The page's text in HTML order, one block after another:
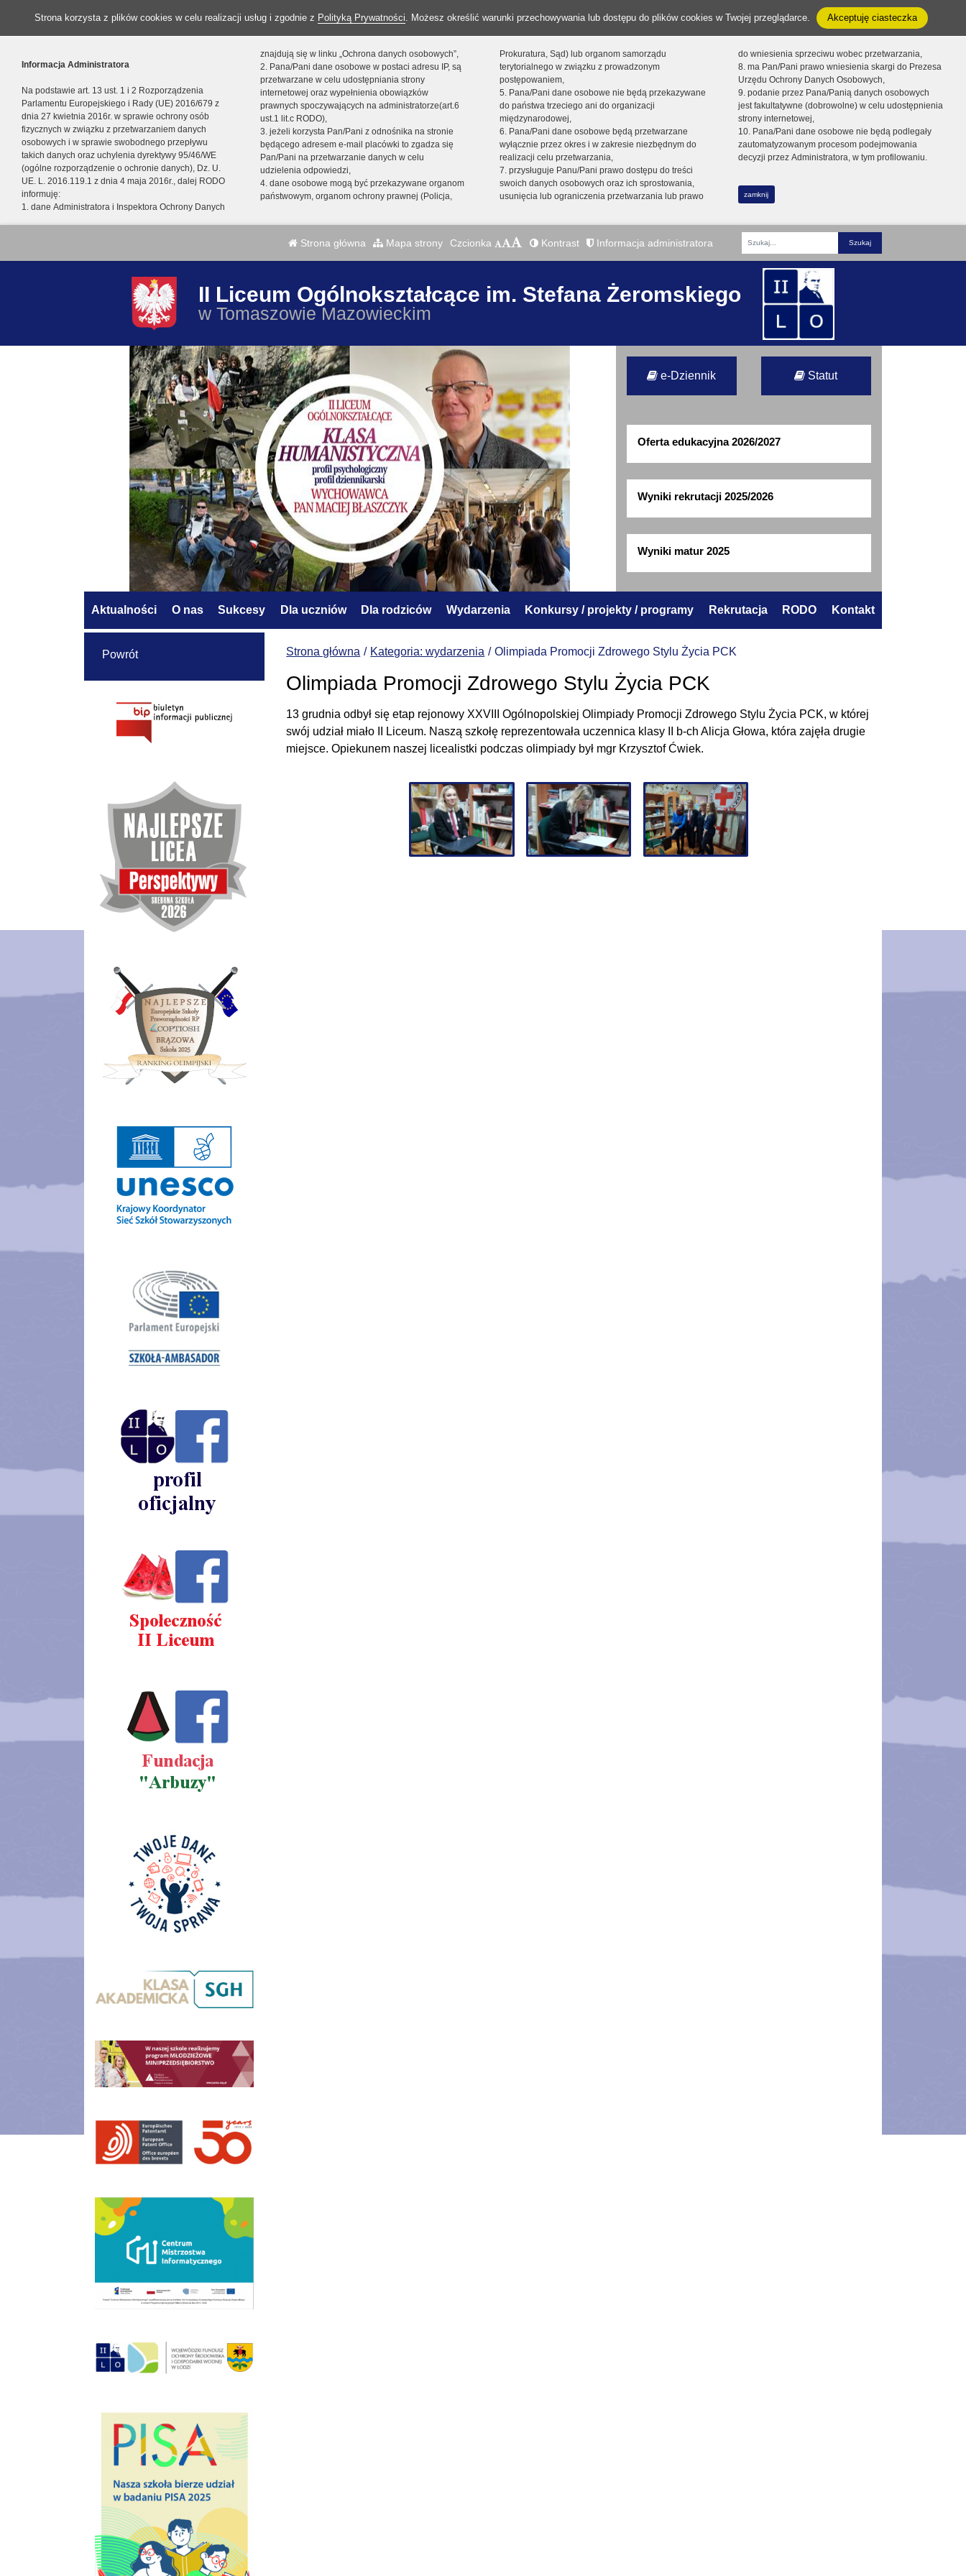
Strona korzysta z plików cookies w celu realizacji usług i zgodnie z Polityką Prywatności. Możesz określić warunki przechowywania lub dostępu do plików cookies w Twojej przeglądarce. Akceptuję ciasteczka
Informacja Administratora
Na podstawie art. 13 ust. 1 i 2 Rozporządzenia
Parlamentu Europejskiego i Rady (UE) 2016/679 z
dnia 27 kwietnia 2016r. w sprawie ochrony osób
fizycznych w związku z przetwarzaniem danych
osobowych i w sprawie swobodnego przepływu
takich danych oraz uchylenia dyrektywy 95/46/WE
(ogólne rozporządzenie o ochronie danych), Dz. U.
UE. L. 2016.119.1 z dnia 4 maja 2016r., dalej RODO
informuję:
1. dane Administratora i Inspektora Ochrony Danych
znajdują się w linku „Ochrona danych osobowych”,
2. Pana/Pani dane osobowe w postaci adresu IP, są
przetwarzane w celu udostępniania strony
internetowej oraz wypełnienia obowiązków
prawnych spoczywających na administratorze(art.6
ust.1 lit.c RODO),
3. jeżeli korzysta Pan/Pani z odnośnika na stronie
będącego adresem e-mail placówki to zgadza się
Pan/Pani na przetwarzanie danych w celu
udzielenia odpowiedzi,
4. dane osobowe mogą być przekazywane organom
państwowym, organom ochrony prawnej (Policja,
Prokuratura, Sąd) lub organom samorządu
terytorialnego w związku z prowadzonym
postępowaniem,
5. Pana/Pani dane osobowe nie będą przekazywane
do państwa trzeciego ani do organizacji
międzynarodowej,
6. Pana/Pani dane osobowe będą przetwarzane
wyłącznie przez okres i w zakresie niezbędnym do
realizacji celu przetwarzania,
7. przysługuje Panu/Pani prawo dostępu do treści
swoich danych osobowych oraz ich sprostowania,
usunięcia lub ograniczenia przetwarzania lub prawo
do wniesienia sprzeciwu wobec przetwarzania,
8. ma Pan/Pani prawo wniesienia skargi do Prezesa
Urzędu Ochrony Danych Osobowych,
9. podanie przez Pana/Panią danych osobowych
jest fakultatywne (dobrowolne) w celu udostępnienia
strony internetowej,
10. Pana/Pani dane osobowe nie będą podlegały
zautomatyzowanym procesom podejmowania
decyzji przez Administratora, w tym profilowaniu.
zamknij
Strona główna Mapa strony Czcionka Kontrast Informacja administratora
Fraza
II Liceum Ogólnokształcące im. Stefana Żeromskiego
w Tomaszowie Mazowieckim
e-Dziennik Statut
Oferta edukacyjna 2026/2027
Wyniki rekrutacji 2025/2026
Wyniki matur 2025
Aktualności O nas Sukcesy Dla uczniów Dla rodziców Wydarzenia Konkursy / projekty / programy Rekrutacja RODO Kontakt
Strona główna Kategoria: wydarzenia Olimpiada Promocji Zdrowego Stylu Życia PCK
Olimpiada Promocji Zdrowego Stylu Życia PCK
13 grudnia odbył się etap rejonowy XXVIII Ogólnopolskiej Olimpiady Promocji Zdrowego Stylu Życia PCK, w której
swój udział miało II Liceum. Naszą szkołę reprezentowała uczennica klasy II b-ch Alicja Głowa, która zajęła drugie
miejsce. Opiekunem naszej licealistki podczas olimpiady był mgr Krzysztof Ćwiek.
Powrót